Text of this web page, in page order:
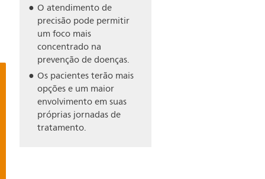
O atendimento de
precisão pode permitir
um foco mais
concentrado na
prevenção de doenças.
Os pacientes terão mais
opções e um maior
envolvimento em suas
próprias jornadas de
tratamento.